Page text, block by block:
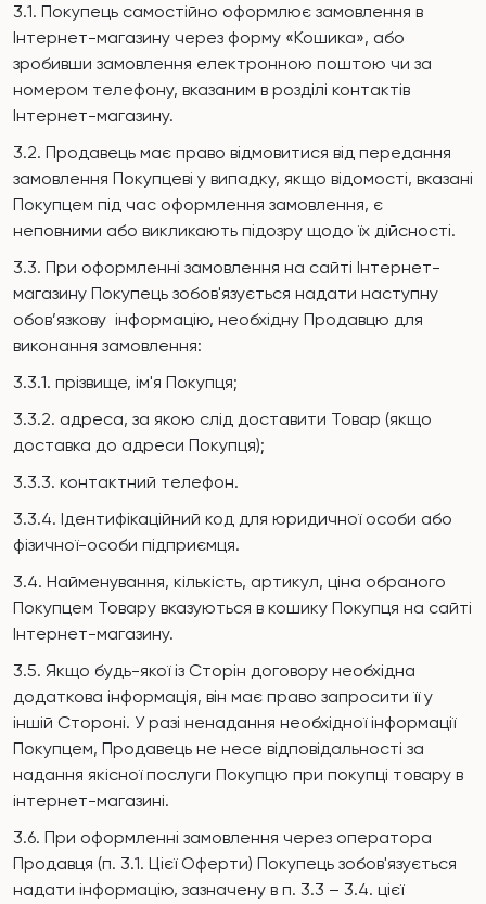
3.1. Покупець самостійно оформлює замовлення в
Інтернет-магазину через форму «Кошика», або
зробивши замовлення електронною поштою чи за
номером телефону, вказаним в розділі контактів
Інтернет-магазину.
3.2. Продавець має право відмовитися від передання
замовлення Покупцеві у випадку, якщо відомості, вказані
Покупцем під час оформлення замовлення, є
неповними або викликають підозру щодо їх дійсності.
3.3. При оформленні замовлення на сайті Інтернет-
магазину Покупець зобов'язується надати наступну
обов’язкову інформацію, необхідну Продавцю для
виконання замовлення:
3.3.1. прізвище, ім'я Покупця;
3.3.2. адреса, за якою слід доставити Товар (якщо
доставка до адреси Покупця);
3.3.3. контактний телефон.
3.3.4. Ідентифікаційний код для юридичної особи або
фізичної-особи підприємця.
3.4. Найменування, кількість, артикул, ціна обраного
Покупцем Товару вказуються в кошику Покупця на сайті
Інтернет-магазину.
3.5. Якщо будь-якої із Сторін договору необхідна
додаткова інформація, він має право запросити її у
іншій Стороні. У разі ненадання необхідної інформації
Покупцем, Продавець не несе відповідальності за
надання якісної послуги Покупцю при покупці товару в
інтернет-магазині.
3.6. При оформленні замовлення через оператора
Продавця (п. 3.1. Цієї Оферти) Покупець зобов'язується
надати інформацію, зазначену в п. 3.3 – 3.4. цієї